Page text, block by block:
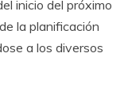
inicio del próximo
la planificación
a los diversos